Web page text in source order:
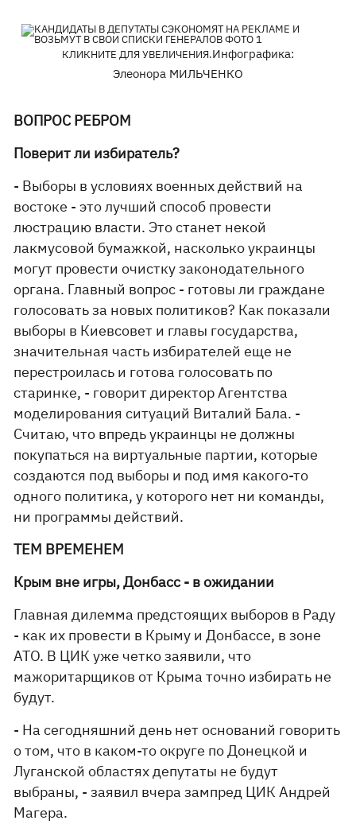
КЛИКНИТЕ ДЛЯ УВЕЛИЧЕНИЯ.Инфографика:
Элеонора МИЛЬЧЕНКО
ВОПРОС РЕБРОМ
Поверит ли избиратель?
- Выборы в условиях военных действий на
востоке - это лучший способ провести
люстрацию власти. Это станет некой
лакмусовой бумажкой, насколько украинцы
могут провести очистку законодательного
органа. Главный вопрос - готовы ли граждане
голосовать за новых политиков? Как показали
выборы в Киевсовет и главы государства,
значительная часть избирателей еще не
перестроилась и готова голосовать по
старинке, - говорит директор Агентства
моделирования ситуаций Виталий Бала. -
Считаю, что впредь украинцы не должны
покупаться на виртуальные партии, которые
создаются под выборы и под имя какого-то
одного политика, у которого нет ни команды,
ни программы действий.
ТЕМ ВРЕМЕНЕМ
Крым вне игры, Донбасс - в ожидании
Главная дилемма предстоящих выборов в Раду
- как их провести в Крыму и Донбассе, в зоне
АТО. В ЦИК уже четко заявили, что
мажоритарщиков от Крыма точно избирать не
будут.
- На сегодняшний день нет оснований говорить
о том, что в каком-то округе по Донецкой и
Луганской областях депутаты не будут
выбраны, - заявил вчера зампред ЦИК Андрей
Магера.